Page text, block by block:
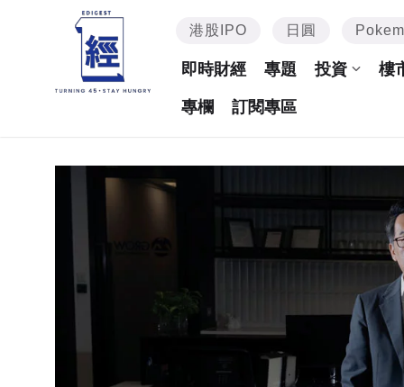
港股IPO 日圓
即時財經 專題 投資 樓
專欄 訂閱專區